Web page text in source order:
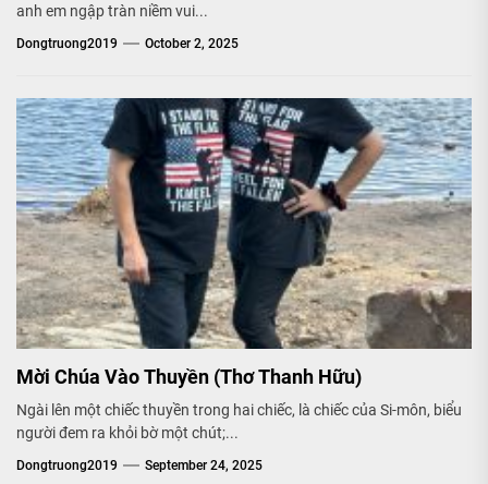
anh em ngập tràn niềm vui...
Dongtruong2019 October 2, 2025
Mời Chúa Vào Thuyền (Thơ Thanh Hữu)
Ngài lên một chiếc thuyền trong hai chiếc, là chiếc của Si-môn, biểu
người đem ra khỏi bờ một chút;...
Dongtruong2019 September 24, 2025